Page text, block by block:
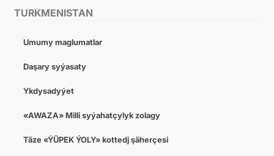
TURKMENISTAN
Umumy maglumatlar
Daşary syýasaty
Ykdysadyýet
«AWAZA» Milli syýahatçylyk zolagy
Täze «ÝÜPEK ÝOLY» kottedj şäherçesi